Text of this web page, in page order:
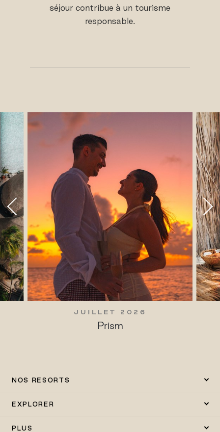
séjour contribue à un tourisme
responsable.
JUILLET 2026
Prism
NOS RESORTS
EXPLORER
PLUS